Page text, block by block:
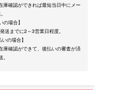
庫確認ができれば最短当日中にメー
の場合】
送までに2～3営業日程度。
の場合】
庫確認ができて、後払いの審査が済